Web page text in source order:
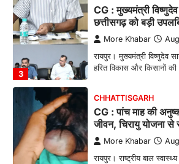
3
CG : मुख्यमंत्री
छत्तीसगढ़ को बड़ी
More Khabar
रायपुर। मुख्यमंत्री विष्णुदेव
हरित विकास और किसानों
CHHATTISGARH
CG : पांच माह की
जीवन, चिरायु योजना
More Khabar
रायपुर। राष्ट्रीय बाल